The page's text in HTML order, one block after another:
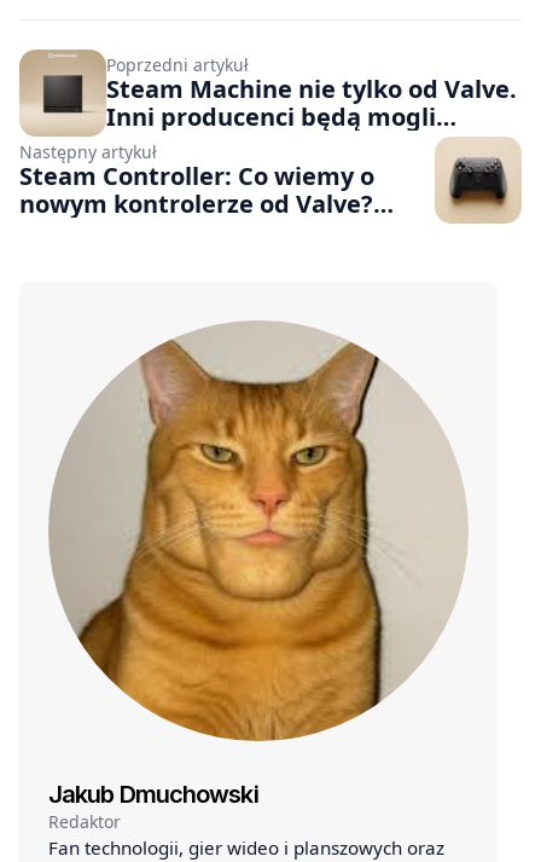
Poprzedni artykuł
Steam Machine nie tylko od Valve.
Inni producenci będą mogli
popisać się kreatywnością podczas
modyfikacji sprzętu
Następny artykuł
Steam Controller: Co wiemy o
nowym kontrolerze od Valve?
Jakub Dmuchowski
Redaktor
Fan technologii, gier wideo i planszowych oraz